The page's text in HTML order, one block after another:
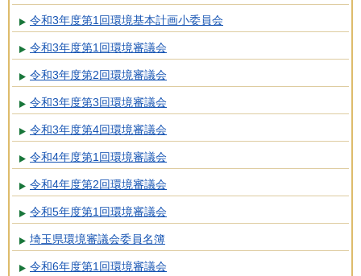
令和3年度第1回環境基本計画小委員会
令和3年度第1回環境審議会
令和3年度第2回環境審議会
令和3年度第3回環境審議会
令和3年度第4回環境審議会
令和4年度第1回環境審議会
令和4年度第2回環境審議会
令和5年度第1回環境審議会
埼玉県環境審議会委員名簿
令和6年度第1回環境審議会